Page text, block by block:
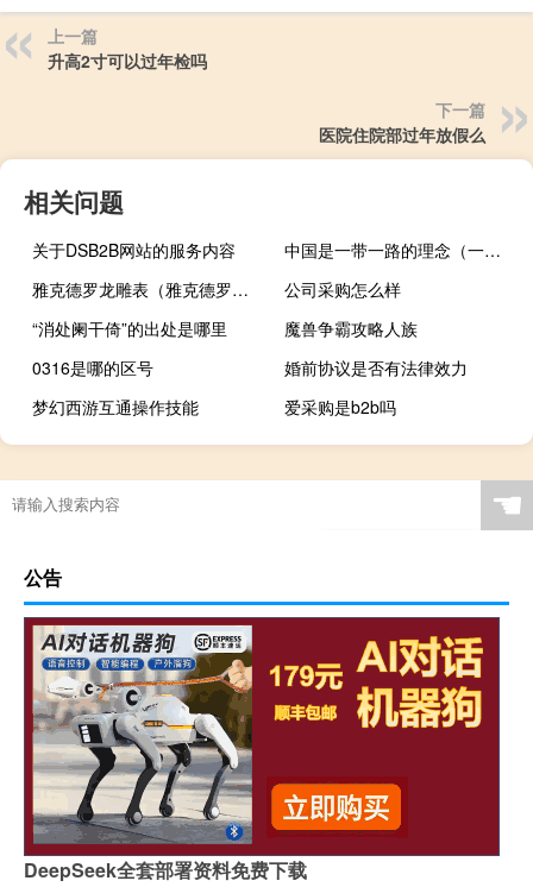
上一篇
升高2寸可以过年检吗
下一篇
医院住院部过年放假么
相关问题
关于DSB2B网站的服务内容
中国是一带一路的理念（一带一路的理念是什么）
雅克德罗龙雕表（雅克德罗金龙吐珠限量珍藏腕表简介）
公司采购怎么样
“消处阑干倚”的出处是哪里
魔兽争霸攻略人族
0316是哪的区号
婚前协议是否有法律效力
梦幻西游互通操作技能
爱采购是b2b吗
万家乐燃气灶怎么样央视曝光（万家乐燃气灶怎么样）
☚
公告
DeepSeek全套部署资料免费下载